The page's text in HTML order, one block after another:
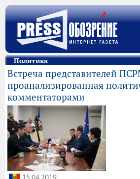
Политика
Встреча представителей
проанализированная
комментаторами
15.04.2019